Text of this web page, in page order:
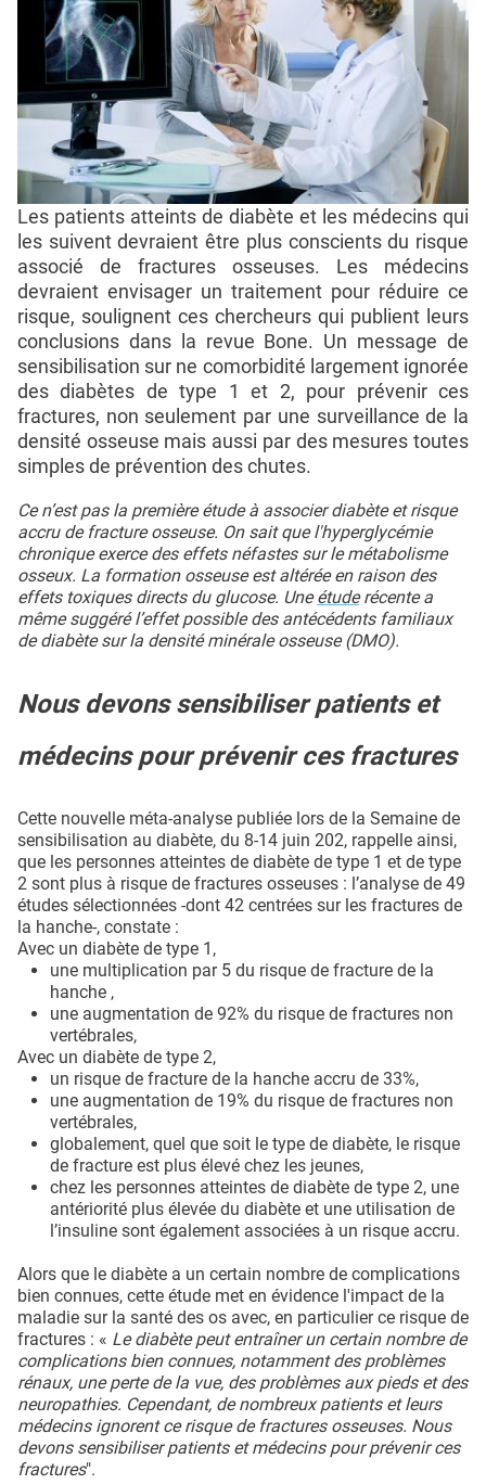
Les patients atteints de diabète et les médecins qui
les suivent devraient être plus conscients du risque
associé de fractures osseuses. Les médecins
devraient envisager un traitement pour réduire ce
risque, soulignent ces chercheurs qui publient leurs
conclusions dans la revue Bone. Un message de
sensibilisation sur ne comorbidité largement ignorée
des diabètes de type 1 et 2, pour prévenir ces
fractures, non seulement par une surveillance de la
densité osseuse mais aussi par des mesures toutes
simples de prévention des chutes.
Ce n’est pas la première étude à associer diabète et risque
accru de fracture osseuse. On sait que l'hyperglycémie
chronique exerce des effets néfastes sur le métabolisme
osseux. La formation osseuse est altérée en raison des
effets toxiques directs du glucose. Uneétuderécente a
même suggéré l’effet possible des antécédents familiaux
de diabète sur la densité minérale osseuse (DMO).
Nous devons sensibiliser patients et
médecins pour prévenir ces fractures
Cette nouvelle méta-analyse publiée lors de la Semaine de
sensibilisation au diabète, du 8-14 juin 202, rappelle ainsi,
que les personnes atteintes de diabète de type 1 et de type
2 sont plus à risque de fractures osseuses : l’analyse de 49
études sélectionnées -dont 42 centrées sur les fractures de
la hanche-, constate :
Avec un diabète de type 1,
une multiplication par 5 du risque de fracture de la
hanche ,
une augmentation de 92% du risque de fractures non
vertébrales,
Avec un diabète de type 2,
un risque de fracture de la hanche accru de 33%,
une augmentation de 19% du risque de fractures non
vertébrales,
globalement, quel que soit le type de diabète, le risque
de fracture est plus élevé chez les jeunes,
chez les personnes atteintes de diabète de type 2, une
antériorité plus élevée du diabète et une utilisation de
l’insuline sont également associées à un risque accru.
Alors que le diabète a un certain nombre de complications
bien connues, cette étude met en évidence l'impact de la
maladie sur la santé des os avec, en particulier ce risque de
fractures : « Le diabète peut entraîner un certain nombre de
complications bien connues, notamment des problèmes
rénaux, une perte de la vue, des problèmes aux pieds et des
neuropathies. Cependant, de nombreux patients et leurs
médecins ignorent ce risque de fractures osseuses. Nous
devons sensibiliser patients et médecins pour prévenir ces
fractures".